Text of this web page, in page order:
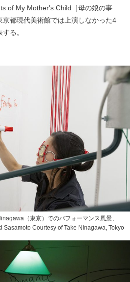
of My Motherʼs Child［母の娘の事
都現代美術館では上演しなかった4
る。
（東京）でのパフォーマンス風景、
Courtesy of Take Ninagawa, Tokyo